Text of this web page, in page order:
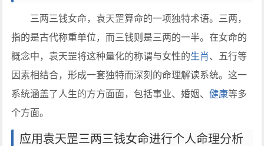
三两三钱女命，袁天罡算命的一项独特术语。三两，
指的是古代称重单位，而三钱则是三两的一半。在女命的
概念中，袁天罡将这种量化的称谓与女性的生肖、五行等
因素相结合，形成一套独特而深刻的命理解读系统。这一
系统涵盖了人生的方方面面，包括事业、婚姻、健康等多
个方面。
应用袁天罡三两三钱女命进行个人命理分析